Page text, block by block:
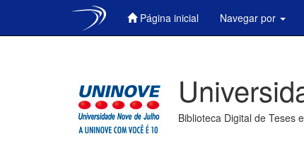
Página inicial Navegar por
Biblioteca Digital de Teses